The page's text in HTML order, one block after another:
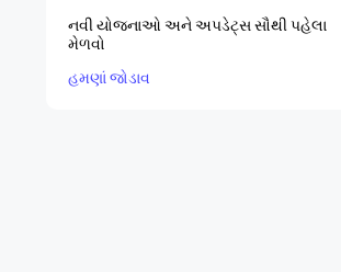
નવી યોજનાઓ અને અપડેટ્સ સૌથી પહેલા
મેળવો
હમણાં જોડાવ